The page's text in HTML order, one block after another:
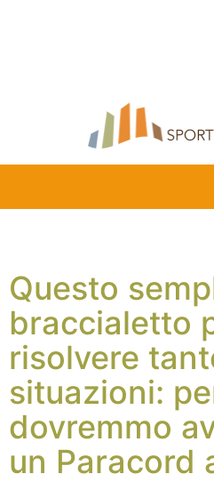
Questo
braccialetto
risolvere
situazioni:
dovremmo
un Paracord